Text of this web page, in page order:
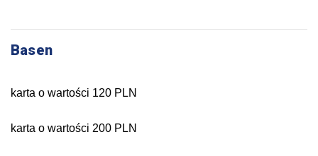
Basen
karta o wartości 120 PLN
karta o wartości 200 PLN